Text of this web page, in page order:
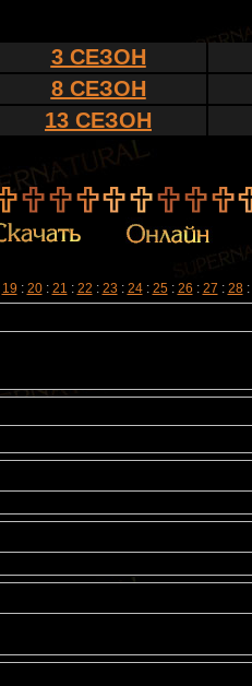
3 СЕЗОН
8 СЕЗОН
13 СЕЗОН
19 : 20: 21 : 22 : 23 : 24: 25: 26 : 27 : 28: